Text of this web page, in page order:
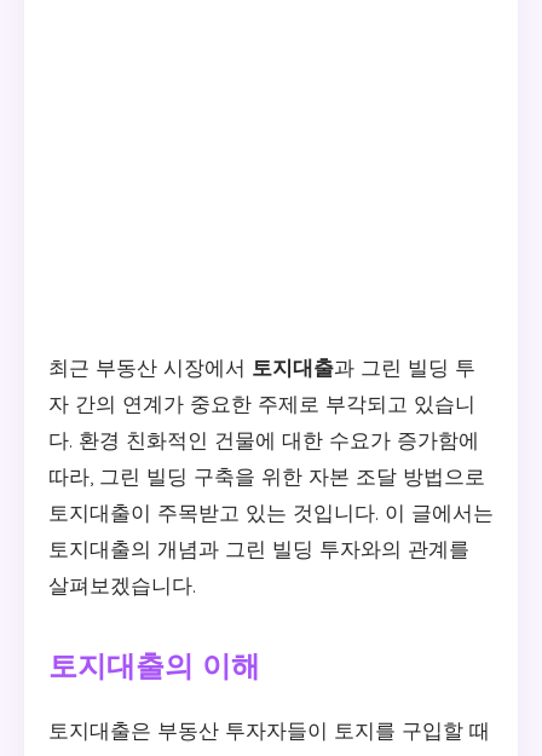
최근 부동산 시장에서 토지대출과 그린 빌딩 투
자 간의 연계가 중요한 주제로 부각되고 있습니
다. 환경 친화적인 건물에 대한 수요가 증가함에
따라, 그린 빌딩 구축을 위한 자본 조달 방법으로
토지대출이 주목받고 있는 것입니다. 이 글에서는
토지대출의 개념과 그린 빌딩 투자와의 관계를
살펴보겠습니다.
토지대출의 이해
토지대출은 부동산 투자자들이 토지를 구입할 때